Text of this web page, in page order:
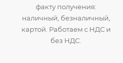
факту получения:
наличный, безналичный,
картой. Работаем с НДС и
без НДС.